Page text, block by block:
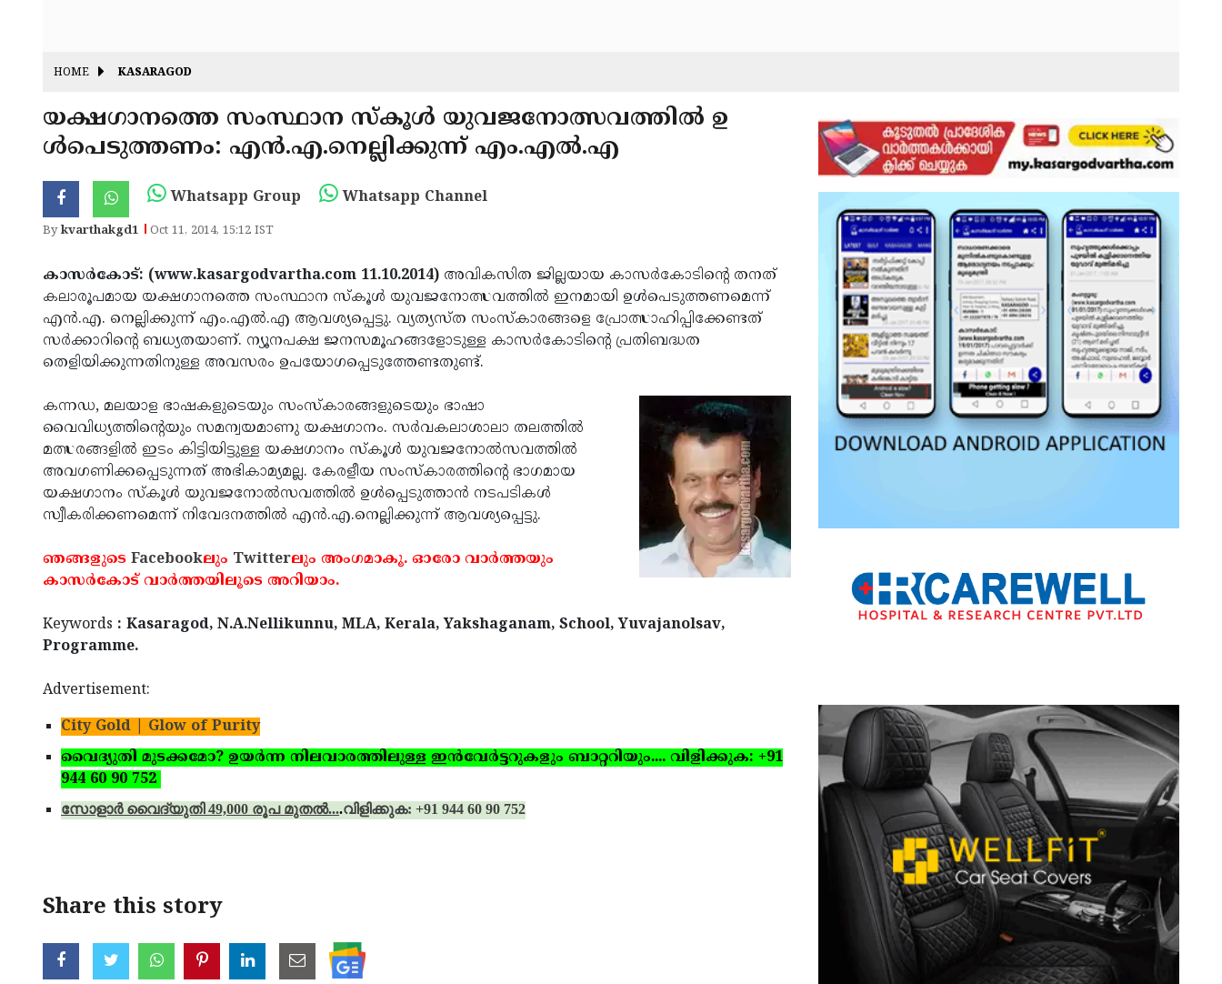
HOME KASARAGOD
യക്ഷഗാനത്തെ സംസ്ഥാന സ്‌കൂള്‍ യുവജനോത്സവത്തില്‍ ഉ
ള്‍പെടുത്തണം: എന്‍.എ.നെല്ലിക്കുന്ന് എം.എല്‍.എ
Whatsapp Group Whatsapp Channel
Bykvarthakgd1 Oct 11, 2014, 15:12 IST
കാസര്‍കോട്: (www.kasargodvartha.com 11.10.2014) അവികസിത ജില്ലയായ കാസര്‍കോടിന്റെ തനത്
കലാരൂപമായ യക്ഷഗാനത്തെ സംസ്ഥാന സ്‌കൂള്‍ യുവജനോത്സവത്തില്‍ ഇനമായി ഉള്‍പെടുത്തണമെന്ന്
എന്‍.എ. നെല്ലിക്കുന്ന് എം.എല്‍.എ ആവശ്യപ്പെട്ടു. വ്യത്യസ്ത സംസ്‌കാരങ്ങളെ പ്രോത്സാഹിപ്പിക്കേണ്ടത്
സര്‍ക്കാറിന്റെ ബധ്യതയാണ്. ന്യൂനപക്ഷ ജനസമൂഹങ്ങളോടുള്ള കാസര്‍കോടിന്റെ പ്രതിബദ്ധത
തെളിയിക്കുന്നതിനുള്ള അവസരം ഉപയോഗപ്പെടുത്തേണ്ടതുണ്ട്.
കന്നഡ, മലയാള ഭാഷകളുടെയും സംസ്‌കാരങ്ങളുടെയും ഭാഷാ
വൈവിധ്യത്തിന്റെയും സമന്വയമാണു യക്ഷഗാനം. സര്‍വകലാശാലാ തലത്തില്‍
മത്സരങ്ങളില്‍ ഇടം കിട്ടിയിട്ടുള്ള യക്ഷഗാനം സ്‌കൂള്‍ യുവജനോല്‍സവത്തില്‍
അവഗണിക്കപ്പെടുന്നത് അഭികാമ്യമല്ല. കേരളീയ സംസ്‌കാരത്തിന്റെ ഭാഗമായ
യക്ഷഗാനം സ്‌കൂള്‍ യുവജനോല്‍സവത്തില്‍ ഉള്‍പ്പെടുത്താന്‍ നടപടികള്‍
സ്വീകരിക്കണമെന്ന് നിവേദനത്തില്‍ എന്‍.എ.നെല്ലിക്കുന്ന് ആവശ്യപ്പെട്ടു.
ഞങ്ങളുടെ Facebookലും Twitterലും അംഗമാകൂ. ഓരോ വാര്‍ത്തയും
കാസര്‍കോട് വാര്‍ത്തയിലൂടെ അറിയാം.
Keywords : Kasaragod, N.A.Nellikunnu, MLA, Kerala, Yakshaganam, School, Yuvajanolsav,
Programme.
Advertisement:
City Gold | Glow of Purity
വൈദ്യുതി മുടക്കമോ? ഉയര്‍ന്ന നിലവാരത്തിലുള്ള ഇന്‍വേര്‍ട്ടറുകളും ബാറ്ററിയും.... വിളിക്കുക: +91
944 60 90 752
സോളാര്‍ വൈദ്യുതി 49,000 രൂപ മുതല്‍....വിളിക്കുക: +91 944 60 90 752
Share this story